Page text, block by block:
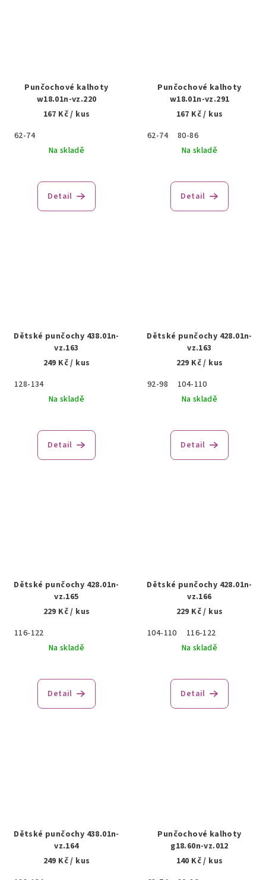
Punčochové kalhoty
w18.01n-vz.220
167 Kč/ kus
62-74
Na skladě
Detail
Punčochové kalhoty
w18.01n-vz.291
167 Kč/ kus
62-74
80-86
Na skladě
Detail
Dětské punčochy 438.01n-
vz.163
249 Kč/ kus
128-134
Na skladě
Detail
Dětské punčochy 428.01n-
vz.163
229 Kč/ kus
92-98
104-110
Na skladě
Detail
Dětské punčochy 428.01n-
vz.165
229 Kč/ kus
116-122
Na skladě
Detail
Dětské punčochy 428.01n-
vz.166
229 Kč/ kus
104-110
116-122
Na skladě
Detail
Dětské punčochy 438.01n-
vz.164
249 Kč/ kus
Punčochové kalhoty
g18.60n-vz.012
140 Kč/ kus